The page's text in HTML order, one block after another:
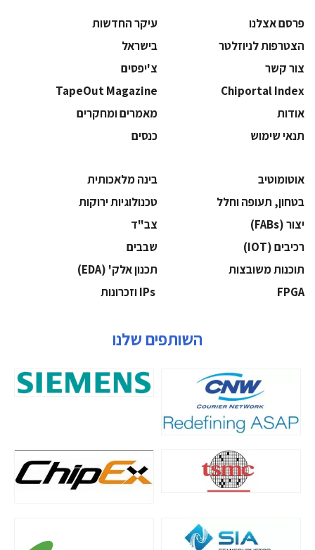
פרסם אצלנו
עיקר החדשות
הצטרפות לניוזלטר
בישראל
צור קשר
צ'יפסים
Chiportal Index
TapeOut Magazine
אודות
מאמרים ומחקרים
תנאי שימוש
כנסים
אוטומוטיב
בינה מלאכותית
בטחון, תעופה וחלל
‫טכנולוגיות ירוקות‬
‫יצור (‪(FABs‬‬
‫צב"ד‬
‫רכיבים‬ (IOT)
‫שבבים‬
‫תוכנות משובצות‬
‫תכנון אלק' (‪(EDA‬‬
‫‪FPGA‬‬
השותפים שלנו